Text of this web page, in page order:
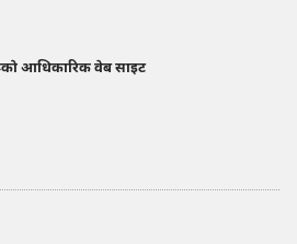
आधिकारिक वेब साइट